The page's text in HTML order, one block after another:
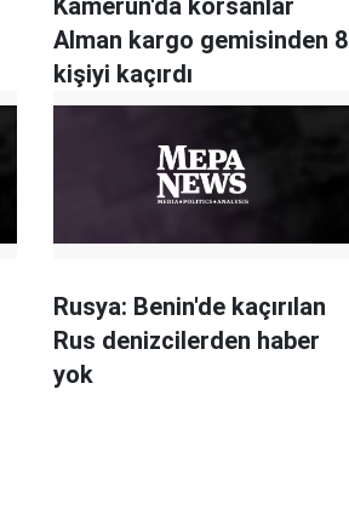
Kamerun'da korsanlar
Alman kargo gemisinden 8
kişiyi kaçırdı
Rusya: Benin'de kaçırılan
Rus denizcilerden haber
yok